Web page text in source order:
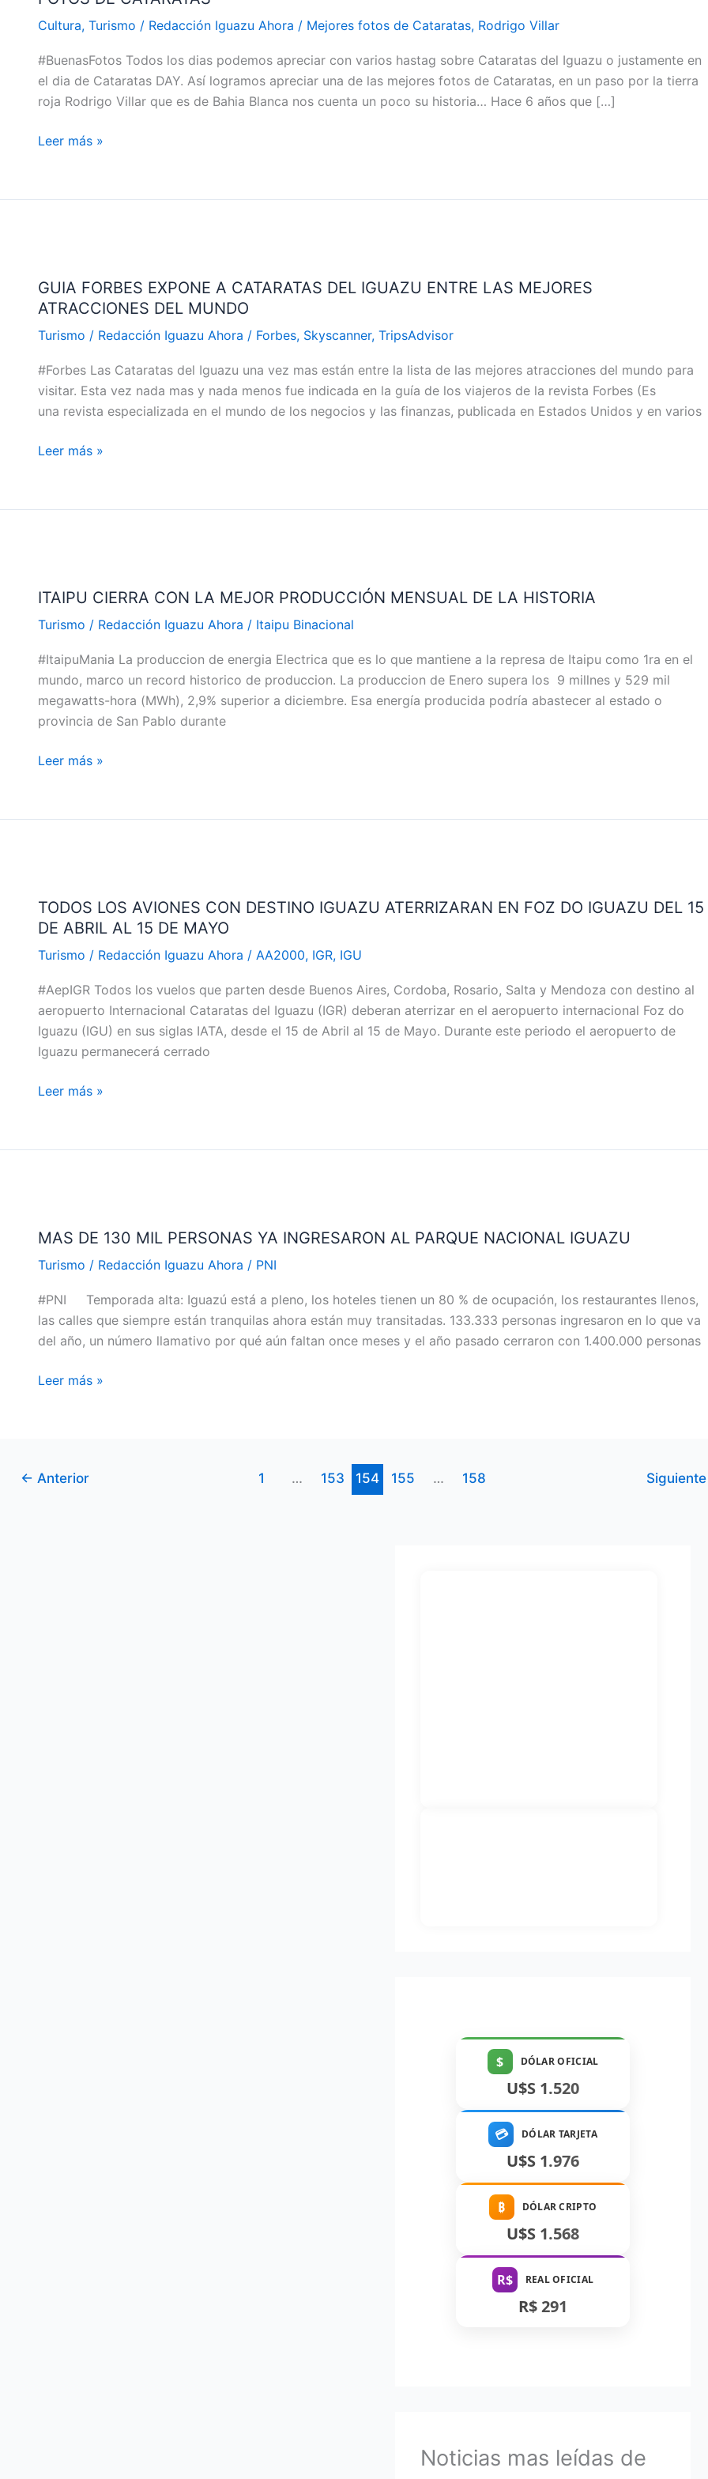
Cultura, Turismo / Redacción Iguazu Ahora / Mejores fotos de Cataratas, Rodrigo Villar
#BuenasFotos Todos los dias podemos apreciar con varios hastag sobre Cataratas del Iguazu o justamente en
el dia de Cataratas DAY. Así logramos apreciar una de las mejores fotos de Cataratas, en un paso por la tierra
roja Rodrigo Villar que es de Bahia Blanca nos cuenta un poco su historia… Hace 6 años que […]
FOTÓGRAFOS
PAÍS:
RODRIGO
VILLAR
MEJORES
CATARATAS
Leer más »
GUIA FORBES EXPONE A CATARATAS DEL IGUAZU ENTRE LAS MEJORES
ATRACCIONES DEL MUNDO
Turismo / Redacción Iguazu Ahora / Forbes, Skyscanner, TripsAdvisor
#Forbes Las Cataratas del Iguazu una vez mas están entre la lista de las mejores atracciones del mundo para
visitar. Esta vez nada mas y nada menos fue indicada en la guía de los viajeros de la revista Forbes (Es
una revista especializada en el mundo de los negocios y las finanzas, publicada en Estados Unidos y en varios
EXPONE
A
CATARATAS
IGUAZU
ENTRE
LAS
ATRACCIONES
Leer más »
ITAIPU CIERRA CON LA MEJOR PRODUCCIÓN MENSUAL DE LA HISTORIA
Turismo / Redacción Iguazu Ahora / Itaipu Binacional
#ItaipuMania La produccion de energia Electrica que es lo que mantiene a la represa de Itaipu como 1ra en el
mundo, marco un record historico de produccion. La produccion de Enero supera los 9 millnes y 529 mil
megawatts-hora (MWh), 2,9% superior a diciembre. Esa energía producida podría abastecer al estado o
provincia de San Pablo durante
CON
LA
PRODUCCIÓN
MENSUAL
DE
LA
Leer más »
TODOS LOS AVIONES CON DESTINO IGUAZU ATERRIZARAN EN FOZ DO IGUAZU DEL 15
DE ABRIL AL 15 DE MAYO
Turismo / Redacción Iguazu Ahora / AA2000, IGR, IGU
#AepIGR Todos los vuelos que parten desde Buenos Aires, Cordoba, Rosario, Salta y Mendoza con destino al
aeropuerto Internacional Cataratas del Iguazu (IGR) deberan aterrizar en el aeropuerto internacional Foz do
Iguazu (IGU) en sus siglas IATA, desde el 15 de Abril al 15 de Mayo. Durante este periodo el aeropuerto de
Iguazu permanecerá cerrado
AVIONES
CON
DESTINO
ATERRIZARAN
EN
FOZ
DO
DEL
ABRIL
MAYO
Leer más »
MAS DE 130 MIL PERSONAS YA INGRESARON AL PARQUE NACIONAL IGUAZU
Turismo / Redacción Iguazu Ahora / PNI
#PNI Temporada alta: Iguazú está a pleno, los hoteles tienen un 80 % de ocupación, los restaurantes llenos,
las calles que siempre están tranquilas ahora están muy transitadas. 133.333 personas ingresaron en lo que va
del año, un número llamativo por qué aún faltan once meses y el año pasado cerraron con 1.400.000 personas
130
MIL
YA
INGRESARON
AL
NACIONAL
Leer más »
← Anterior 1 … 153 154 155 … 158
$ DÓLAR OFICIAL
U$S 1.520
💳 DÓLAR TARJETA
U$S 1.976
₿ DÓLAR CRIPTO
U$S 1.568
R$ REAL OFICIAL
R$ 291
Noticias mas leídas de